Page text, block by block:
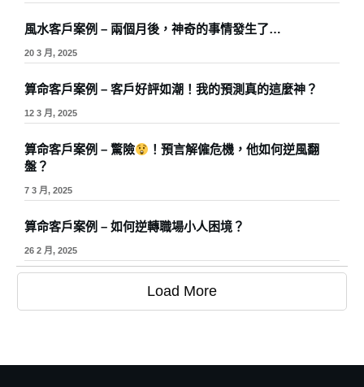
風水客戶案例 – 兩個月後，神奇的事情發生了…
20 3 月, 2025
算命客戶案例 – 客戶好評如潮！我的預測真的這麼神？
12 3 月, 2025
算命客戶案例 – 驚險
！預言解僱危機，他如何逆風翻
盤？
7 3 月, 2025
算命客戶案例 – 如何逆轉職場小人困境？
26 2 月, 2025
Load More